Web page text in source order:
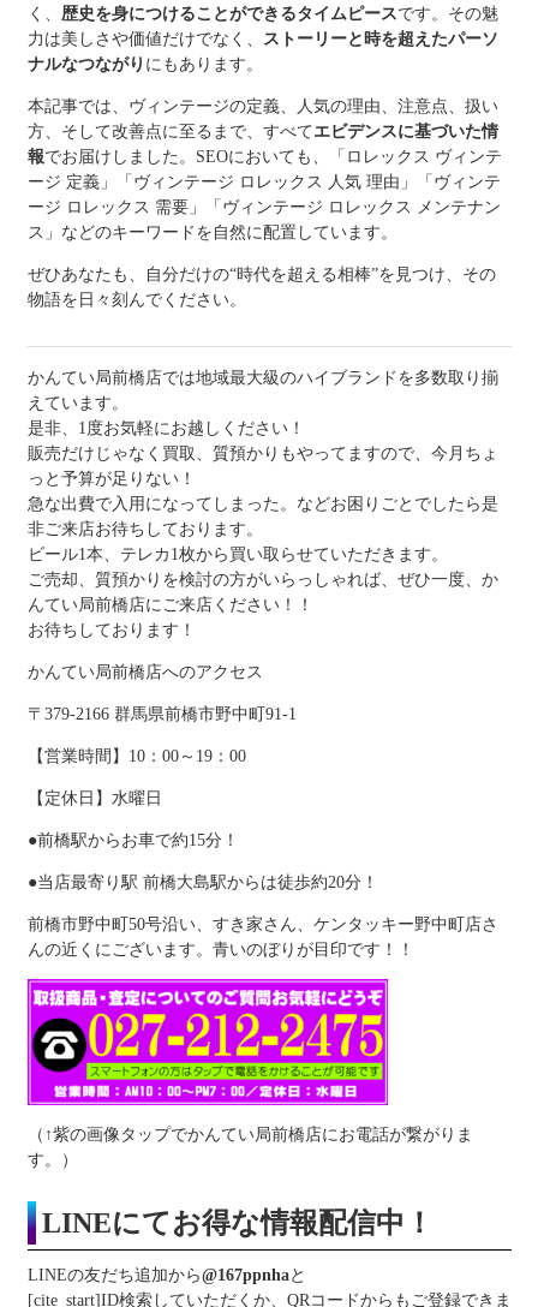
く、 歴史を身につけることができるタイムピースです。その魅
力は美しさや価値だけでなく、 ストーリーと時を超えたパーソ
ナルなつながり にもあります。
本記事では、ヴィンテージの定義、人気の理由、注意点、扱い
方、そして改善点に至るまで、すべてエビデンスに基づいた情
報でお届けしました。SEOにおいても、「ロレックス ヴィンテ
ージ 定義」「ヴィンテージ ロレックス 人気 理由」「ヴィンテ
ージ ロレックス 需要」「ヴィンテージ ロレックス メンテナン
ス」などのキーワードを自然に配置しています。
ぜひあなたも、自分だけの“時代を超える相棒”を見つけ、その
物語を日々刻んでください。
かんてい局前橋店では地域最大級のハイブランドを多数取り揃
えています。
是非、1度お気軽にお越しください！
販売だけじゃなく買取、質預かりもやってますので、今月ちょ
っと予算が足りない！
急な出費で入用になってしまった。などお困りごとでしたら是
非ご来店お待ちしております。
ビール1本、テレカ1枚から買い取らせていただきます。
ご売却、質預かりを検討の方がいらっしゃれば、ぜひ一度、か
んてい局前橋店にご来店ください！！
お待ちしております！
かんてい局前橋店へのアクセス
〒379-2166 群馬県前橋市野中町91-1
【営業時間】10：00～19：00
【定休日】水曜日
●前橋駅からお車で約15分！
●当店最寄り駅 前橋大島駅からは徒歩約20分！
前橋市野中町50号沿い、すき家さん、ケンタッキー野中町店さ
んの近くにございます。青いのぼりが目印です！！
（↑紫の画像タップでかんてい局前橋店にお電話が繋がりま
す。）
LINEにてお得な情報配信中！
LINEの友だち追加から@167ppnhaと
[cite_start]ID検索していただくか、QRコードからもご登録できま